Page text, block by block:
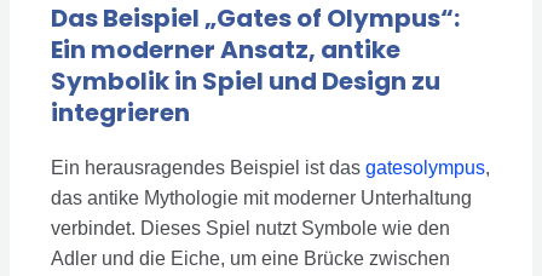
Das Beispiel „Gates of Olympus“:
Ein moderner Ansatz, antike
Symbolik in Spiel und Design zu
integrieren
Ein herausragendes Beispiel ist dasgatesolympus,
das antike Mythologie mit moderner Unterhaltung
verbindet. Dieses Spiel nutzt Symbole wie den
Adler und die Eiche, um eine Brücke zwischen